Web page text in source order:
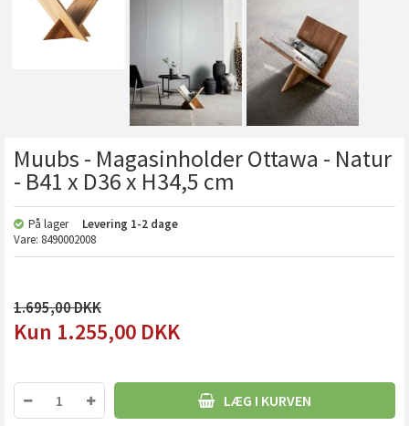
Muubs - Magasinholder Ottawa - Natur
- B41 x D36 x H34,5 cm
På lager Levering 1-2 dage
Vare: 8490002008
1.695,00
1.255,00 DKK
LÆG I KURVEN